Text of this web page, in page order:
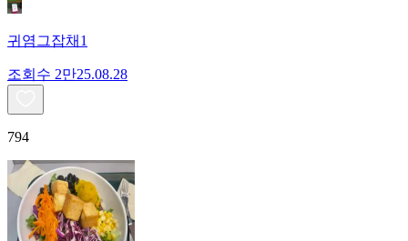
귀염그잡채1
조회수 2만25.08.28
794